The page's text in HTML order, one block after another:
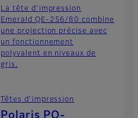
La tête d’impression
Emerald QE-256/80 combine
une projection précise avec
un fonctionnement
polyvalent en niveaux de
gris.
Têtes d’impression
Polaris PQ-